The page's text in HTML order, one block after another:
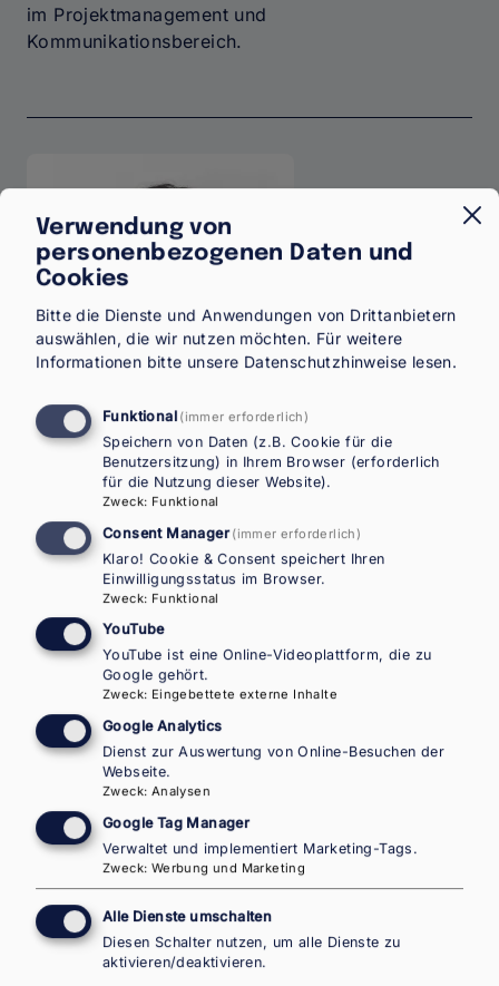
im Projektmanagement und
Kommunikationsbereich.
Inara Habibzadeh, B.A.
Koordinatorin für Kommunikation
Inara Habibzadeh ist Koordinatorin für
Kommunikation in der Abteilung für
Migrationsforschung und -recht von IOM
Österreich. Sie ist für alle
Kommunikationsaktivitäten von EMN Österreich
verantwortlich, einschließlich der Organisation
von Veranstaltungen sowie der Leitung der
Website und des Newsletters. Vor ihrer Tätigkeit
bei IOM war sie als Communications & Content
Officer für International Rescue Committee (IRC)
Verwendung von
personenbezogenen Daten und
Cookies
Bitte die Dienste und Anwendungen von Drittanbietern
auswählen, die wir nutzen möchten. Für weitere
Informationen bitte unsere Datenschutzhinweise lesen.
Funktional (immer erforderlich)
Speichern von Daten (z.B. Cookie für die
Benutzersitzung) in Ihrem Browser (erforderlich
für die Nutzung dieser Website).
Zweck: Funktional
Consent Manager (immer erforderlich)
Klaro! Cookie & Consent speichert Ihren
Einwilligungsstatus im Browser.
Zweck: Funktional
YouTube
YouTube ist eine Online-Videoplattform, die zu
Google gehört.
Zweck: Eingebettete externe Inhalte
Google Analytics
Dienst zur Auswertung von Online-Besuchen der
Webseite.
Zweck: Analysen
Google Tag Manager
Verwaltet und implementiert Marketing-Tags.
Zweck: Werbung und Marketing
Alle Dienste umschalten
Diesen Schalter nutzen, um alle Dienste zu
aktivieren/deaktivieren.